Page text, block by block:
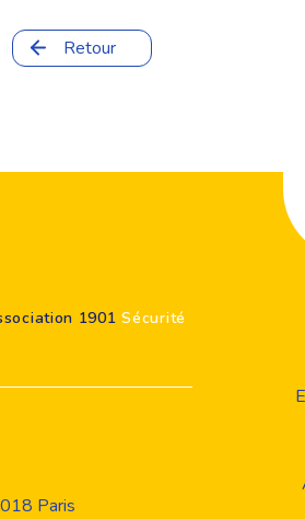
Retour
1901Sécurité
Paris